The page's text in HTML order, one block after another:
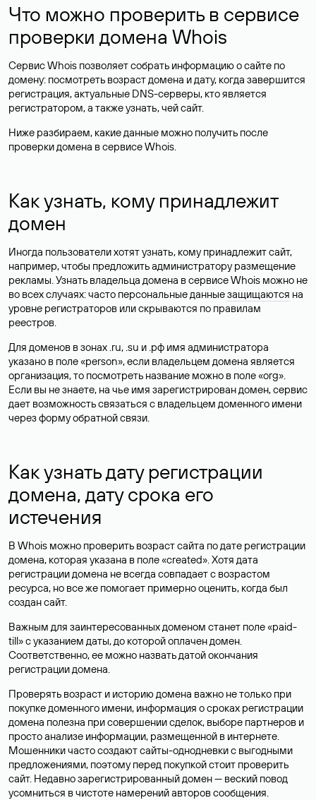
Что можно проверить в сервисе
проверки домена Whois
Сервис Whois позволяет собрать информацию о сайте по
домену: посмотреть возраст домена и дату, когда завершится
регистрация, актуальные DNS-серверы, кто является
регистратором, а также узнать, чей сайт.
Ниже разбираем, какие данные можно получить после
проверки домена в сервисе Whois.
Как узнать, кому принадлежит
домен
Иногда пользователи хотят узнать, кому принадлежит сайт,
например, чтобы предложить администратору размещение
рекламы. Узнать владельца домена в сервисе Whois можно не
во всех случаях: часто персональные данныезащищаются на
уровне регистраторов или скрываются по правилам
реестров.
Для доменов в зонах .ru, .su и .рф имя администратора
указано в поле «person», если владельцем домена является
организация, то посмотреть название можно в поле «org».
Если вы не знаете, на чье имя зарегистрирован домен, сервис
дает возможность связаться с владельцем доменного имени
через форму обратной связи.
Как узнать дату регистрации
домена, дату срока его
истечения
В Whois можно проверить возраст сайта по дате регистрации
домена, которая указана в поле «created». Хотя дата
регистрации домена не всегда совпадает с возрастом
ресурса, но все же помогает примерно оценить, когда был
создан сайт.
Важным для заинтересованных доменом станет поле «paid-
till» с указанием даты, до которой оплачен домен.
Соответственно, ее можно назвать датой окончания
регистрации домена.
Проверять возраст и историю домена важно не только при
покупке доменного имени, информация о сроках регистрации
домена полезна при совершении сделок, выборе партнеров и
просто анализе информации, размещенной в интернете.
Мошенники часто создают сайты-однодневки с выгодными
предложениями, поэтому перед покупкой стоит проверить
сайт. Недавно зарегистрированный домен — веский повод
усомниться в чистоте намерений авторов сообщения.